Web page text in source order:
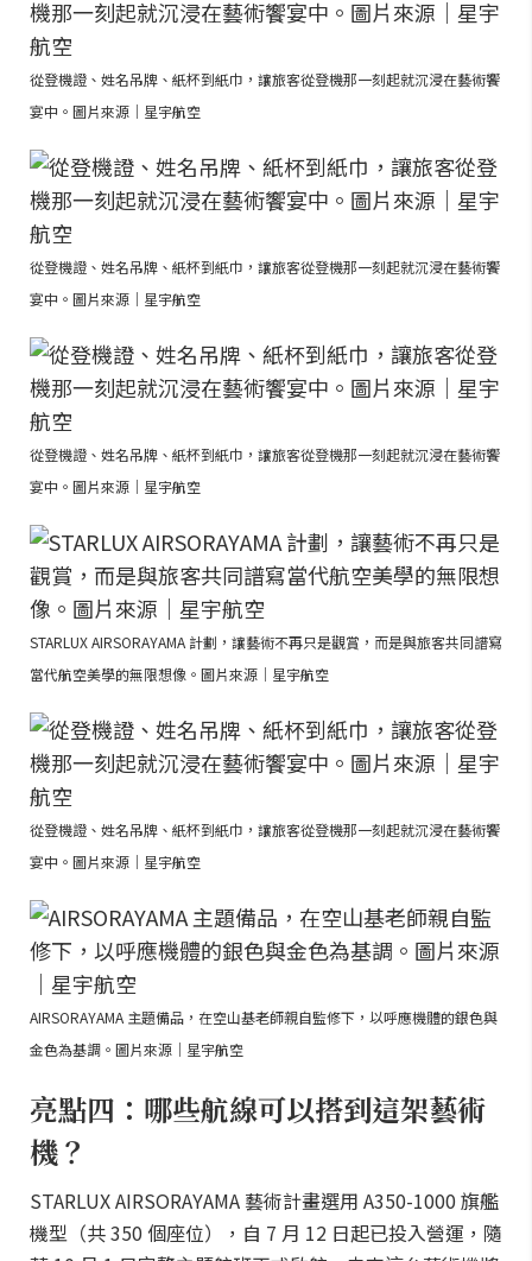
從登機證、姓名吊牌、紙杯到紙巾，讓旅客從登機那一刻起就沉浸在藝術饗
宴中。圖片來源｜星宇航空
從登機證、姓名吊牌、紙杯到紙巾，讓旅客從登機那一刻起就沉浸在藝術饗
宴中。圖片來源｜星宇航空
從登機證、姓名吊牌、紙杯到紙巾，讓旅客從登機那一刻起就沉浸在藝術饗
宴中。圖片來源｜星宇航空
STARLUX AIRSORAYAMA 計劃，讓藝術不再只是觀賞，而是與旅客共同譜寫
當代航空美學的無限想像。圖片來源｜星宇航空
從登機證、姓名吊牌、紙杯到紙巾，讓旅客從登機那一刻起就沉浸在藝術饗
宴中。圖片來源｜星宇航空
AIRSORAYAMA 主題備品，在空山基老師親自監修下，以呼應機體的銀色與
金色為基調。圖片來源｜星宇航空
亮點四：哪些航線可以搭到這架藝術
機？
STARLUX AIRSORAYAMA 藝術計畫選用 A350-1000 旗艦
機型（共 350 個座位），自 7 月 12 日起已投入營運，隨